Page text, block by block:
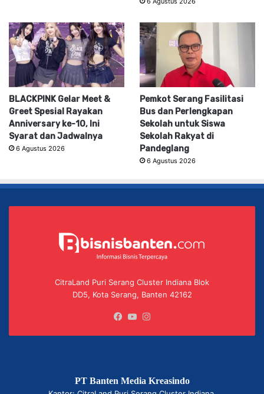
BLACKPINK Gelar Meet &
Greet Spesial Rayakan
Anniversary ke-10, Ini
Syarat dan Jadwalnya
6 Agustus 2026
Pemkot Serang Fasilitasi
Bus dan Perlengkapan
Sekolah untuk Siswa
Sekolah Rakyat di
Pandeglang
6 Agustus 2026
CitraLand Puri Serang Cluster Indiana Blok
DD5, Kota Serang, Banten 42162
Facebook
YouTube
PT Banten Media Kreasindo